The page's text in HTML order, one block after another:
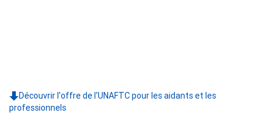
Découvrir l'offre de l'UNAFTC pour les aidants et les
professionnels